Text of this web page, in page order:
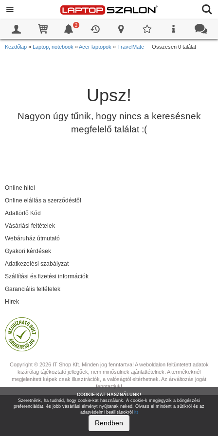
2
Kezdőlap » Laptop, notebook »Acer laptopok » TravelMate Összesen 0 találat
Upsz!
Nagyon úgy tűnik, hogy nincs a keresésnek
megfelelő találat :(
Online hitel
Online elállás a szerződéstől
Adattörlő Kód
Vásárlási feltételek
Webáruház útmutató
Gyakori kérdések
Adatkezelési szabályzat
Szállítási és fizetési információk
Garanciális feltételek
Hírek
Copyright © 2026 IT Shop Kft. Minden jog fenntartva! A weboldalon feltüntetett adatok
kizárólag tájékoztató jellegűek, nem minősülnek ajánlattételnek. A termékeknél
megjelenített képek csak illusztrációk, a valóságtól eltérhetnek. Az árváltozás jogát
fenntartjuk!
0
0
COOKIE-KAT HASZNÁLUNK!
Szeretnénk, ha tudnád, hogy cookie-kat használunk. A cookie-k megjegyzik a böngészési
preferenciáidat, és jobb vásárlási élményt nyújtanak neked. Olvass el mindent a sütikről és az
adatvédelmi beállításokról itt
Rendben